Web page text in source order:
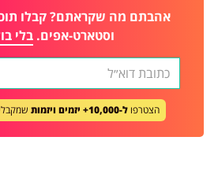
אהבתם מה שקראתם? קבלו תוכן
וסטארט-אפים. בלי
הצטרפו ל-10,000+ יזמים ויזמות